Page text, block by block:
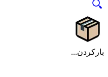
بارکردن...